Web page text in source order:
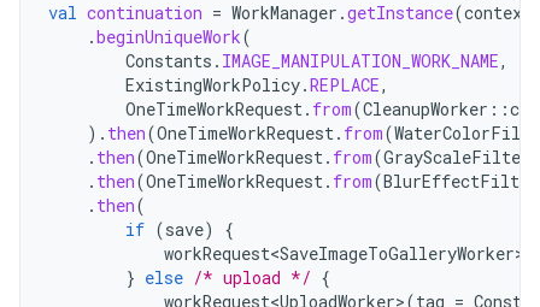
val continuation = WorkManager .getInstance(context
.beginUniqueWork(
Constants . IMAGE_MANIPULATION_WORK_NAME,
ExistingWorkPolicy.REPLACE,
OneTimeWorkRequest. from(CleanupWorker ::
). then(OneTimeWorkRequest. from(
. then(OneTimeWorkRequest. from(
. then(OneTimeWorkRequest. from(
. then(
if (save)
{
workRequest<SaveImageToGalleryWorker>
} else /* upload */ {
workRequest<UploadWorker>(tag =